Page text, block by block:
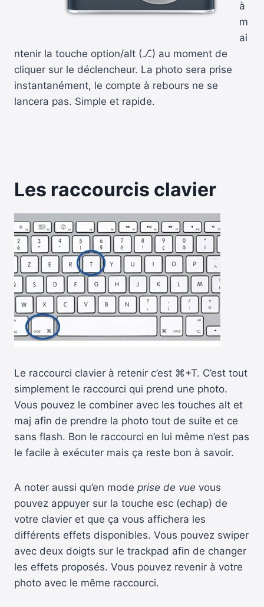
à
m
ai
ntenir la touche option/alt (⎇) au moment de
cliquer sur le déclencheur. La photo sera prise
instantanément, le compte à rebours ne se
lancera pas. Simple et rapide.
Les raccourcis clavier
Le raccourci clavier à retenir c’est ⌘+T. C’est tout
simplement le raccourci qui prend une photo.
Vous pouvez le combiner avec les touches alt et
maj afin de prendre la photo tout de suite et ce
sans flash. Bon le raccourci en lui même n’est pas
le facile à exécuter mais ça reste bon à savoir.
A noter aussi qu’en mode prise de vue vous
pouvez appuyer sur la touche esc (echap) de
votre clavier et que ça vous affichera les
différents effets disponibles. Vous pouvez swiper
avec deux doigts sur le trackpad afin de changer
les effets proposés. Vous pouvez revenir à votre
photo avec le même raccourci.